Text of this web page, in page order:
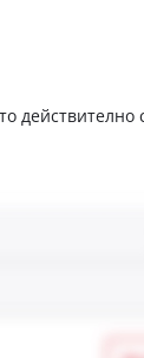
действително